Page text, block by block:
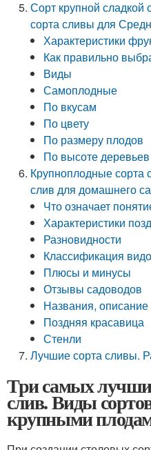
Сорт крупной
сорта сливы для
Характеристики
Как правильно
Виды
Самоплодные
По вкусам
По цвету
По размеру плодов
По высоте деревьев
Крупноплодные сорта
слив для домашнего
Что означает
Характеристики
Разновидности
Классификация
Плюсы и минусы
Отзывы садоводов
Названия,
Поздняя красавица
Стенли
Лучшие сорта сливы.
Три самых
слив. Виды
крупными